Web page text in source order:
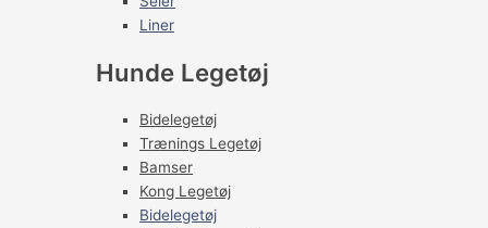
Liner
Hunde Legetøj
Bidelegetøj
Trænings Legetøj
Bamser
Kong Legetøj
Bidelegetøj